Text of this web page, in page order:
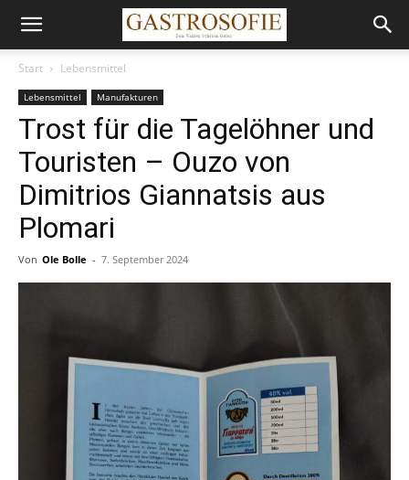
Start Lebensmittel
Lebensmittel Manufakturen
Trost für die Tagelöhner und
Touristen – Ouzo von
Dimitrios Giannatsis aus
Plomari
Von Ole Bolle - 7. September 2024